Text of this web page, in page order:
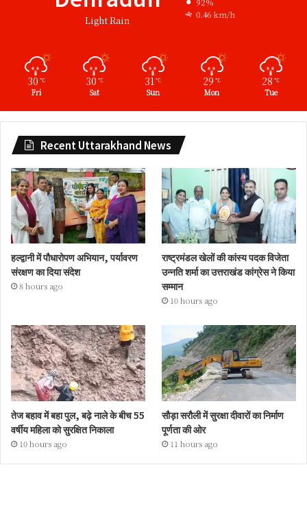
Light Rain
0.46 km/h
30 ℃
Fri
30 ℃
Sat
31℃
Sun
29 ℃
Mon
28 ℃
Tue
Recent Uttarakhand News
हल्द्वानी में पौधारोपण अभियान, पर्यावरण
संरक्षण का दिया संदेश
8 hours ago
राष्ट्रमंडल खेलों की कांस्य पदक विजेता
उन्नति शर्मा का उत्तराखंड कांग्रेस ने किया
सम्मान
10 hours ago
तेज बहाव में बहा पुल, बढ़े नाले के बीच 55
वर्षीय महिला को सुरक्षित निकाला
10 hours ago
सौड़ा सरौली में सुरक्षा दीवारों का निर्माण
पूर्णता की ओर
11 hours ago